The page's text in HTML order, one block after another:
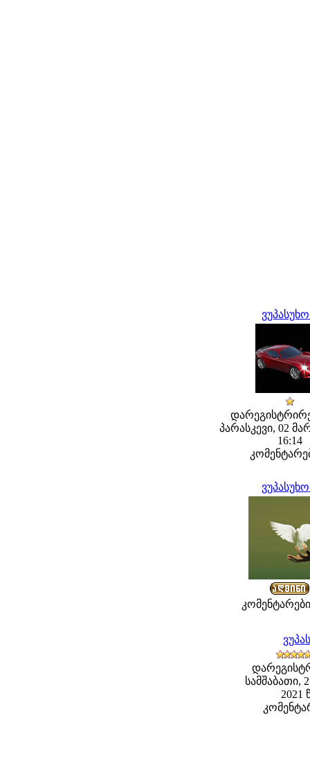
პარასკევი, 02
16:14
სამშაბათი,
2021